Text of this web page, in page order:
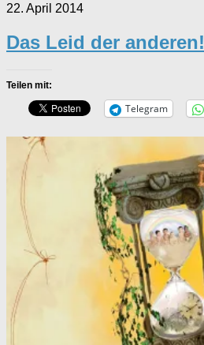
22. April 2014
Das Leid der anderen!
Teilen mit:
Telegram